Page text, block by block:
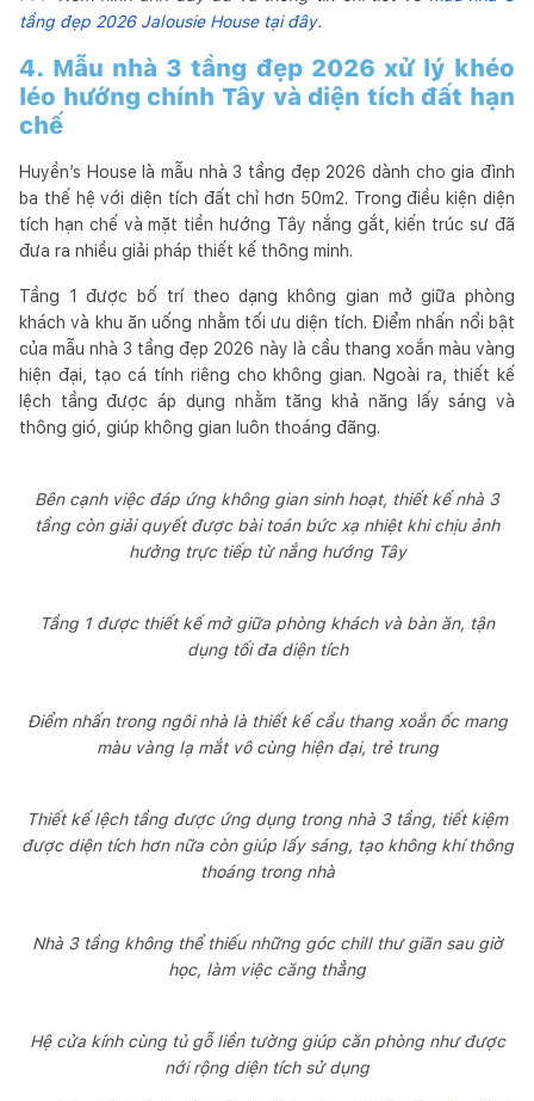
tầng đẹp 2026 Jalousie House tại đây.
4. Mẫu nhà 3 tầng đẹp 2026 xử lý khéo
léo hướng chính Tây và diện tích đất hạn
chế
Huyền’s House là mẫu nhà 3 tầng đẹp 2026 dành cho gia đình
ba thế hệ với diện tích đất chỉ hơn 50m2. Trong điều kiện diện
tích hạn chế và mặt tiền hướng Tây nắng gắt, kiến trúc sư đã
đưa ra nhiều giải pháp thiết kế thông minh.
Tầng 1 được bố trí theo dạng không gian mở giữa phòng
khách và khu ăn uống nhằm tối ưu diện tích. Điểm nhấn nổi bật
của mẫu nhà 3 tầng đẹp 2026 này là cầu thang xoắn màu vàng
hiện đại, tạo cá tính riêng cho không gian. Ngoài ra, thiết kế
lệch tầng được áp dụng nhằm tăng khả năng lấy sáng và
thông gió, giúp không gian luôn thoáng đãng.
Bên cạnh việc đáp ứng không gian sinh hoạt, thiết kế nhà 3
tầng còn giải quyết được bài toán bức xạ nhiệt khi chịu ảnh
hưởng trực tiếp từ nắng hướng Tây
Tầng 1 được thiết kế mở giữa phòng khách và bàn ăn, tận
dụng tối đa diện tích
Điểm nhấn trong ngôi nhà là thiết kế cầu thang xoắn ốc mang
màu vàng lạ mắt vô cùng hiện đại, trẻ trung
Thiết kế lệch tầng được ứng dụng trong nhà 3 tầng, tiết kiệm
được diện tích hơn nữa còn giúp lấy sáng, tạo không khí thông
thoáng trong nhà
Nhà 3 tầng không thể thiếu những góc chill thư giãn sau giờ
học, làm việc căng thẳng
Hệ cửa kính cùng tủ gỗ liền tường giúp căn phòng như được
nới rộng diện tích sử dụng